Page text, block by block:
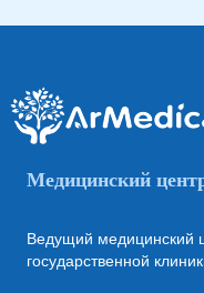
Медицинский
Ведущий медицинский
государственной